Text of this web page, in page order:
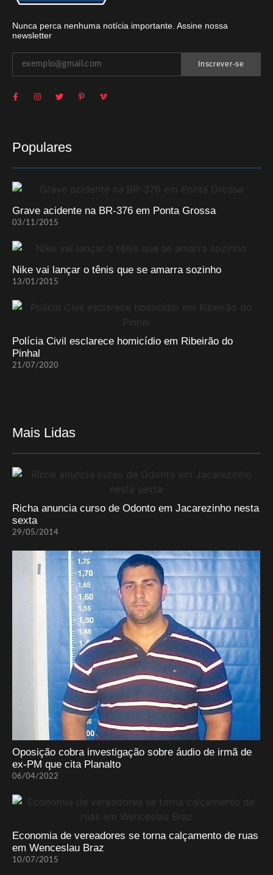
Nunca perca nenhuma notícia importante. Assine nossa
newsletter
Inscrever-se
Populares
Grave acidente na BR-376 em Ponta Grossa
03/11/2015
Nike vai lançar o tênis que se amarra sozinho
13/01/2015
Polícia Civil esclarece homicídio em Ribeirão do
Pinhal
21/07/2020
Mais Lidas
Richa anuncia curso de Odonto em Jacarezinho nesta
sexta
29/05/2014
Oposição cobra investigação sobre áudio de irmã de
ex-PM que cita Planalto
06/04/2022
Economia de vereadores se torna calçamento de ruas
em Wenceslau Braz
10/07/2015